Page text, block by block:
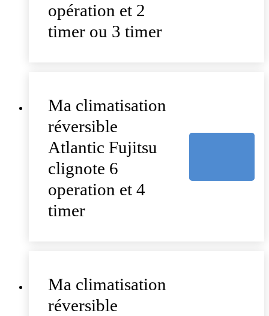
opération et 2
timer ou 3 timer
Ma climatisation
réversible
Atlantic Fujitsu
clignote 6
operation et 4
timer
Ma climatisation
réversible